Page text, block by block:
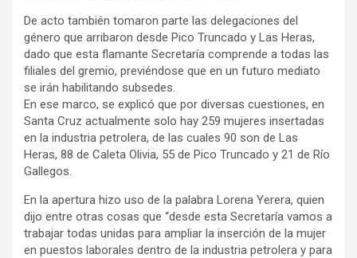
De acto también tomaron parte las delegaciones del
género que arribaron desde Pico Truncado y Las Heras,
dado que esta flamante Secretaría comprende a todas las
filiales del gremio, previéndose que en un futuro mediato
se irán habilitando subsedes.
En ese marco, se explicó que por diversas cuestiones, en
Santa Cruz actualmente solo hay 259 mujeres insertadas
en la industria petrolera, de las cuales 90 son de Las
Heras, 88 de Caleta Olivia, 55 de Pico Truncado y 21 de Río
Gallegos.
En la apertura hizo uso de la palabra Lorena Yerera, quien
dijo entre otras cosas que “desde esta Secretaría vamos a
trabajar todas unidas para ampliar la inserción de la mujer
en puestos laborales dentro de la industria petrolera y para